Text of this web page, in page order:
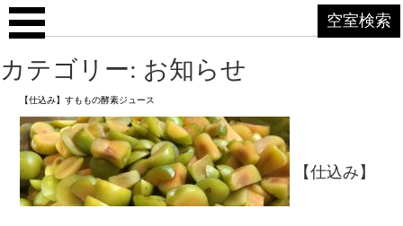
空室検索
カテゴリー: お知らせ
【仕込み】すももの酵素ジュース
【仕込み】